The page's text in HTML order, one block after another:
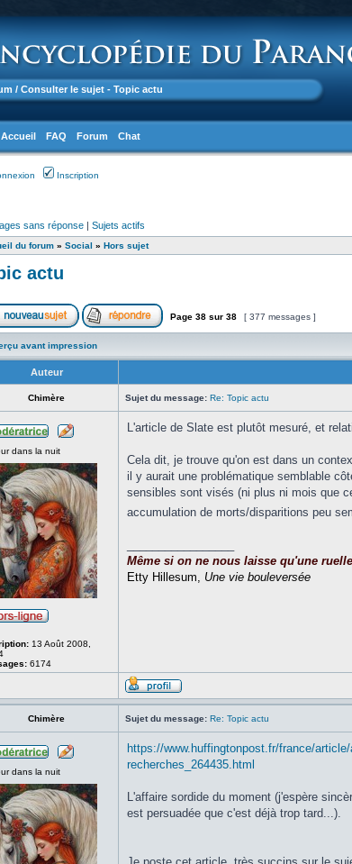
/ Consulter le sujet - Topic actu
Accueil FAQ Forum Chat
Inscription
sans réponse| Sujets actifs
du forum» Social » Hors sujet
actu
Page 38sur 38 [ 377 messages ]
avant impression
Auteur
Chimère Sujet du message: Re: Topic actu
dans la nuit
13 Août 2008,
6174
L'article de Slate est plutôt mesuré, et
Cela dit, je trouve qu'on est dans un
il y aurait une problématique semblable
sensibles sont visés (ni plus ni mois que
accumulation de morts/disparitions peu
Même si on ne nous laisse qu'une
Etty Hillesum, Une vie bouleversée
Chimère Sujet du message: Re: Topic actu
dans la nuit
https://www.huffingtonpost.fr/france/
recherches_264435.html
L'affaire sordide du moment (j'espère
est persuadée que c'est déjà trop tard...).